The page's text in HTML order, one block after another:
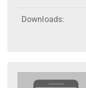
Downloads: